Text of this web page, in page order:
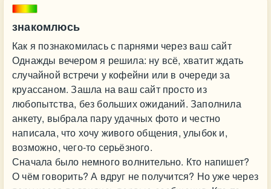
знакомлюсь
Как я познакомилась с парнями через ваш сайт
Однажды вечером я решила: ну всё, хватит ждать
случайной встречи у кофейни или в очереди за
круассаном. Зашла на ваш сайт просто из
любопытства, без больших ожиданий. Заполнила
анкету, выбрала пару удачных фото и честно
написала, что хочу живого общения, улыбок и,
возможно, чего-то серьёзного.
Сначала было немного волнительно. Кто напишет?
О чём говорить? А вдруг не получится? Но уже через